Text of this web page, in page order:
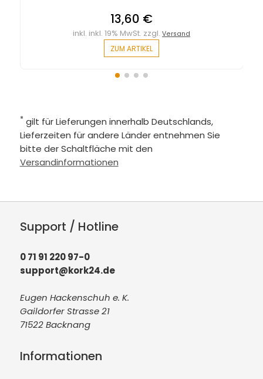
13,60 €
inkl. inkl. 19% MwSt. zzgl.Versand
ZUM ARTIKEL
* gilt für Lieferungen innerhalb Deutschlands,
Lieferzeiten für andere Länder entnehmen Sie
bitte der Schaltfläche mit den
Versandinformationen
Support / Hotline
0 71 91 220 97-0
support@kork24.de
Eugen Hackenschuh e. K.
Gaildorfer Strasse 21
71522 Backnang
Informationen